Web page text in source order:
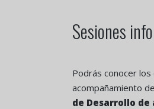
Sesiones
Podrás conocer
acompañamiento
de Desarrollo